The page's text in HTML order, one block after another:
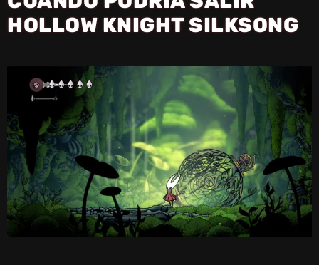
HOLLOW KNIGHT SILKSONG